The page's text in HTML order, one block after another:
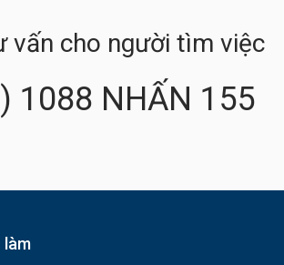
vấn cho người tìm việc
1088 NHẤN 155
làm